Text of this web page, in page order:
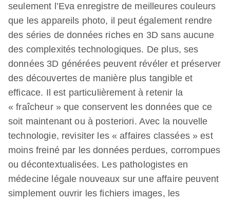
seulement l’Eva enregistre de meilleures couleurs
que les appareils photo, il peut également rendre
des séries de données riches en 3D sans aucune
des complexités technologiques. De plus, ses
données 3D générées peuvent révéler et préserver
des découvertes de manière plus tangible et
efficace. Il est particulièrement à retenir la
« fraîcheur » que conservent les données que ce
soit maintenant ou à posteriori. Avec la nouvelle
technologie, revisiter les « affaires classées » est
moins freiné par les données perdues, corrompues
ou décontextualisées. Les pathologistes en
médecine légale nouveaux sur une affaire peuvent
simplement ouvrir les fichiers images, les